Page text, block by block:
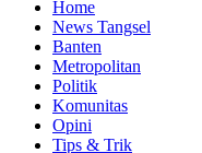
Home
News Tangsel
Banten
Metropolitan
Politik
Komunitas
Opini
Tips & Trik